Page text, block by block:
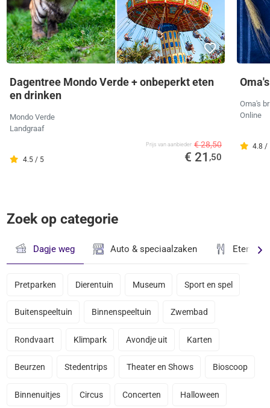
Dagentree Mondo Verde + onbeperkt eten
en drinken
Mondo Verde
Landgraaf
4.5 / 5
Prijs van aanbieder € 28,50
€ 21 ,50
Oma's
Online
4.8 /
Zoek op categorie
Dagje weg Auto & speciaalzaken Eten &
Pretparken Dierentuin Museum Sport en spel
Buitenspeeltuin Binnenspeeltuin Zwembad
Rondvaart Klimpark Avondje uit Karten
Beurzen Stedentrips Theater en Shows Bioscoop
Binnenuitjes Circus Concerten Halloween